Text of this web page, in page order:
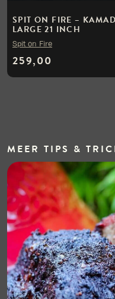
SPIT ON FIRE –
LARGE 21 INCH
259,00
Spit on Fire
MEER TIPS &